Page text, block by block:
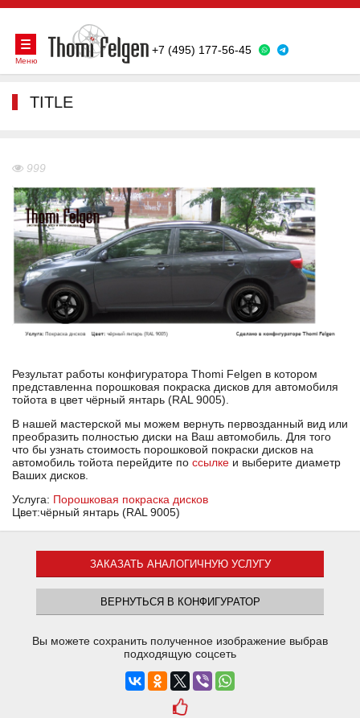
+7 (495) 177-56-45
Меню
TITLE
999
Результат работы конфигуратора Thomi Felgen в котором
представленна порошковая покраска дисков для автомобиля
тойота в цвет чёрный янтарь (RAL 9005).
В нашей мастерской мы можем вернуть первозданный вид или
преобразить полностью диски на Ваш автомобиль. Для того
что бы узнать стоимость порошковой покраски дисков на
автомобиль тойота перейдите по ссылке и выберите диаметр
Ваших дисков.
Услуга: Порошковая покраска дисков
Цвет:чёрный янтарь (RAL 9005)
ЗАКАЗАТЬ АНАЛОГИЧНУЮ УСЛУГУ
ВЕРНУТЬСЯ В КОНФИГУРАТОР
Вы можете сохранить полученное изображение выбрав
подходящую соцсеть